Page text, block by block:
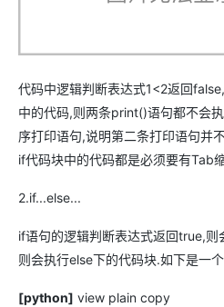
代码中逻辑判断表达式1<2返回
中的代码,则两条print()语句都不会
序打印语句,说明第二条打印语句并
if代码块中的代码都是必须要有Tab
2.if...else...
if语句的逻辑判断表达式返回true,
则会执行else下的代码块.如下是一
[python] view plain copy